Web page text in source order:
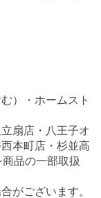
）・ホームスト
扇店・八王子オ
本町店・杉並高
品の一部取扱
がございます。